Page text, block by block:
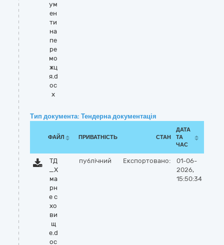
ум
ен
ти
на
пе
ре
мо
жц
я.d
oc
x
Тип документа: Тендерна документація
ФАЙЛ ПРИВАТНІСТЬ СТАН
ДАТА
ТА
ЧАС
ТД
_Х
ма
рн
е с
хо
ви
щ
е.d
oc
публічний Експортовано:
01-06-
2026,
15:50:34